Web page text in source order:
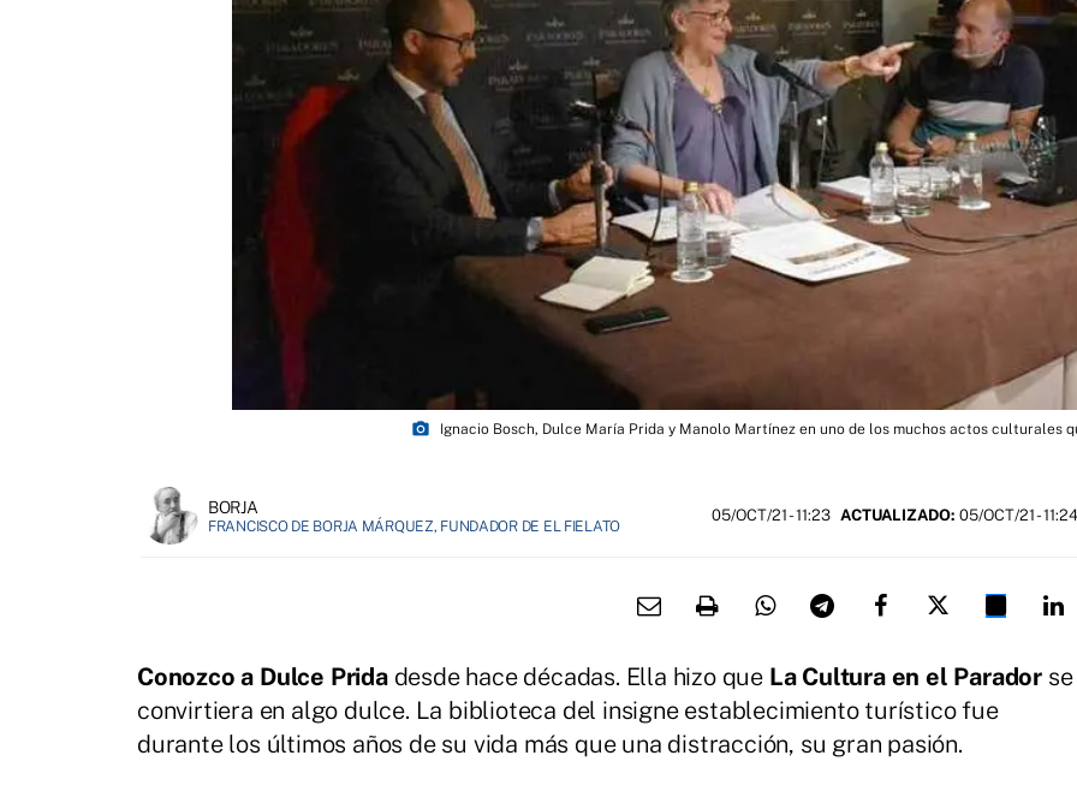
photo_camera Ignacio Bosch, Dulce María Prida y Manolo Martínez en uno de los muchos actos culturales
BORJA
FRANCISCO DE BORJA MÁRQUEZ, FUNDADOR DE EL FIELATO
05/OCT/21- 11:23 ACTUALIZADO: 05/OCT/21 - 11:24
Conozco a Dulce Pridadesde hace décadas. Ella hizo que La Cultura en el Parador se
convirtiera en algo dulce. La biblioteca del insigne establecimiento turístico fue
durante los últimos años de su vida más que una distracción, su gran pasión.